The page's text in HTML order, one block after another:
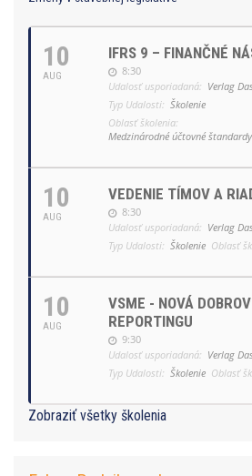
10
AUG
IFRS 9 – FINANČNÉ
8:30
Udalosť usporiadaná: Verlag
Typ Udalosti: Školenie
Oblasť školenia:
Medzinárodné účtovné štandardy
10
AUG
VEDENIE TÍMOV A
8:30
Udalosť usporiadaná: Verlag
Typ Udalosti: Školenie Oblasť
10
AUG
VSME - NOVÁ
REPORTINGU
9:30
Udalosť usporiadaná: Verlag
Typ Udalosti: Školenie Oblasť
Zobraziť všetky školenia